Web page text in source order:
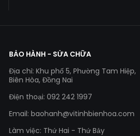
BẢO HÀNH - SỬA CHỮA
Địa chỉ: Khu phố 5, Phường Tam Hiệp,
Biên Hòa, Đồng Nai
Điện thoại: 092 242 1997
Email: baohanh@vitinhbienhoa.com
Làm việc: Thứ Hai - Thứ Bảy